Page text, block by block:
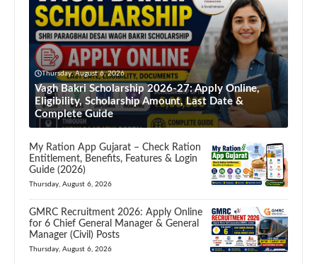
Thursday, August 6, 2026
Vagh Bakri Scholarship 2026-27: Apply Online,
Eligibility, Scholarship Amount, Last Date &
Complete Guide
My Ration App Gujarat – Check Ration
Entitlement, Benefits, Features & Login
Guide (2026)
Thursday, August 6, 2026
GMRC Recruitment 2026: Apply Online
for 6 Chief General Manager & General
Manager (Civil) Posts
Thursday, August 6, 2026